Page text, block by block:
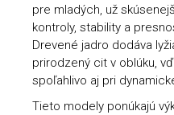
pre mladých, už
kontroly, stability a
Drevené jadro dodáva
prirodzený cit v oblúku,
spoľahlivo aj pri
Tieto modely ponúkajú